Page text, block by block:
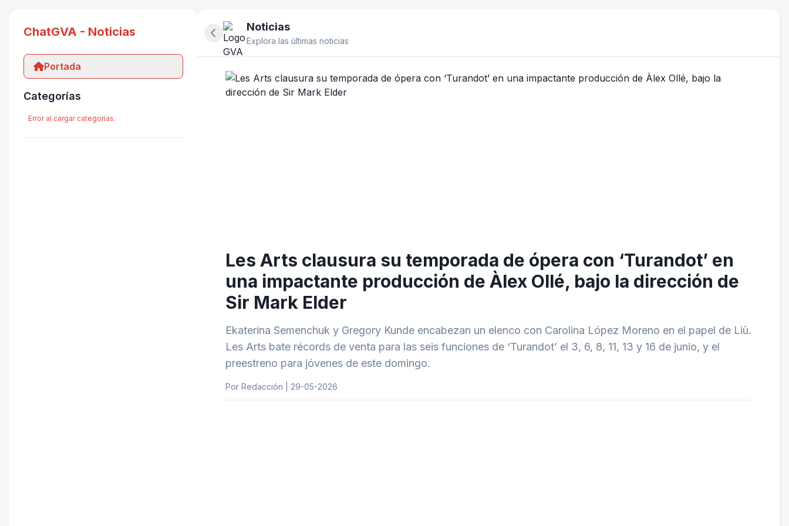
ChatGVA - Noticias
Portada
Categorías
Error al cargar categorías.
Ocultar panel lateral
Noticias
Explora las últimas noticias
Les Arts clausura su temporada de ópera con ‘Turandot’ en
una impactante producción de Àlex Ollé, bajo la dirección de
Sir Mark Elder
Ekaterina Semenchuk y Gregory Kunde encabezan un elenco con Carolina López Moreno en el papel de Liù.
Les Arts bate récords de venta para las seis funciones de ‘Turandot’ el 3, 6, 8, 11, 13 y 16 de junio, y el
preestreno para jóvenes de este domingo.
Por Redacción | 29-05-2026